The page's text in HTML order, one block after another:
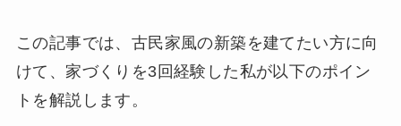
この記事では、古民家風の新築を建てたい方に向
けて、家づくりを3回経験した私が以下のポイン
トを解説します。